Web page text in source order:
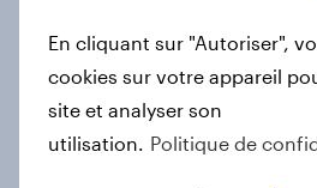
Comment les JO de
sont-ils perçus par
Article
En cliquant sur "Autoriser",
cookies sur votre appareil
site et analyser son
utilisation.
Politique de